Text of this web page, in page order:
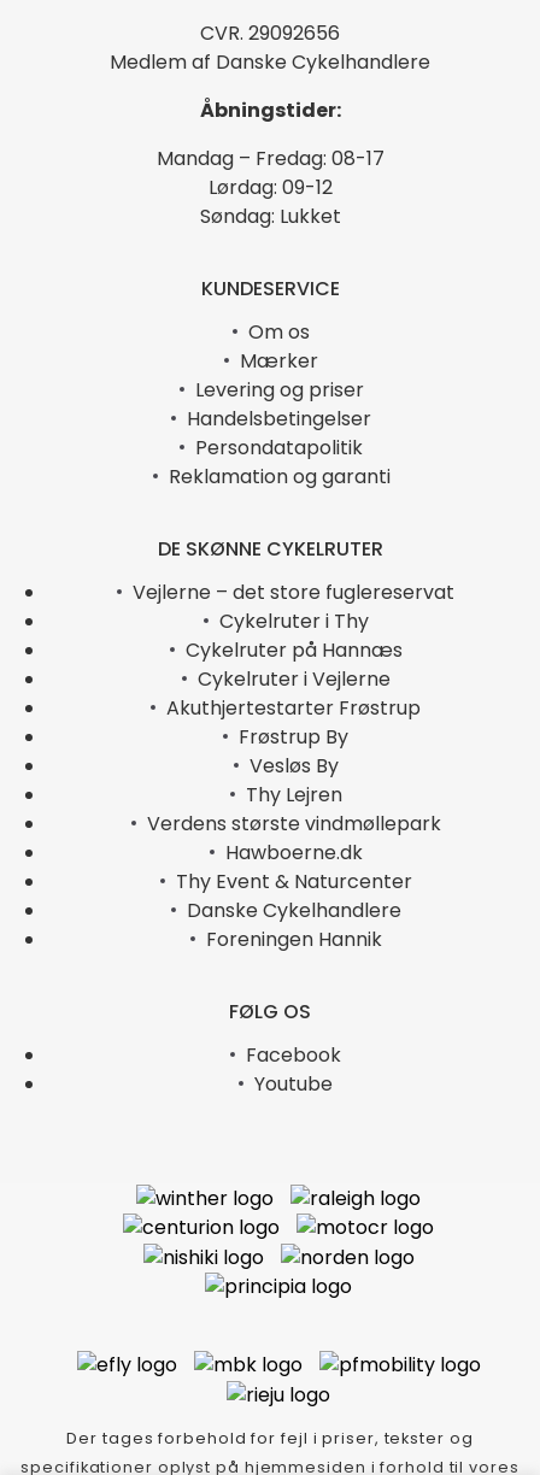
CVR. 29092656
Medlem af Danske Cykelhandlere
Åbningstider:
Mandag – Fredag: 08-17
Lørdag: 09-12
Søndag: Lukket
KUNDESERVICE
Om os
Mærker
Levering og priser
Handelsbetingelser
Persondatapolitik
Reklamation og garanti
DE SKØNNE CYKELRUTER
Vejlerne – det store fuglereservat
Cykelruter i Thy
Cykelruter på Hannæs
Cykelruter i Vejlerne
Akuthjertestarter Frøstrup
Frøstrup By
Vesløs By
Thy Lejren
Verdens største vindmøllepark
Hawboerne.dk
Thy Event & Naturcenter
Danske Cykelhandlere
Foreningen Hannik
FØLG OS
Facebook
Youtube
Der tages forbehold for fejl i priser, tekster og
specifikationer oplyst på hjemmesiden i forhold til vores